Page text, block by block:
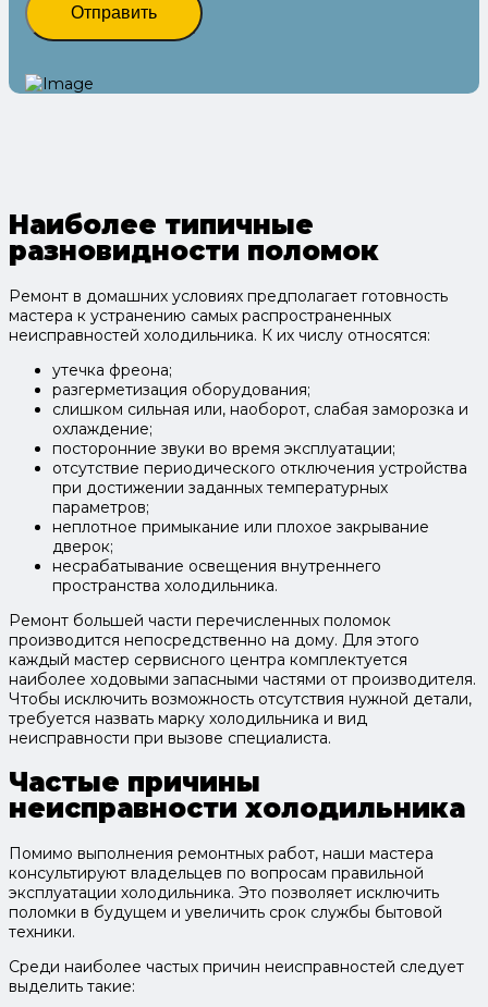
Отправить
Наиболее типичные
разновидности поломок
Ремонт в домашних условиях предполагает готовность
мастера к устранению самых распространенных
неисправностей холодильника. К их числу относятся:
утечка фреона;
разгерметизация оборудования;
слишком сильная или, наоборот, слабая заморозка и
охлаждение;
посторонние звуки во время эксплуатации;
отсутствие периодического отключения устройства
при достижении заданных температурных
параметров;
неплотное примыкание или плохое закрывание
дверок;
несрабатывание освещения внутреннего
пространства холодильника.
Ремонт большей части перечисленных поломок
производится непосредственно на дому. Для этого
каждый мастер сервисного центра комплектуется
наиболее ходовыми запасными частями от производителя.
Чтобы исключить возможность отсутствия нужной детали,
требуется назвать марку холодильника и вид
неисправности при вызове специалиста.
Частые причины
неисправности холодильника
Помимо выполнения ремонтных работ, наши мастера
консультируют владельцев по вопросам правильной
эксплуатации холодильника. Это позволяет исключить
поломки в будущем и увеличить срок службы бытовой
техники.
Среди наиболее частых причин неисправностей следует
выделить такие: